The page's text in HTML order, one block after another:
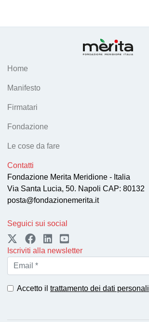
Home
Manifesto
Firmatari
Fondazione
Le cose da fare
Contatti
Fondazione Merita Meridione - Italia
Via Santa Lucia, 50. Napoli CAP: 80132
posta@fondazionemerita.it
Seguici sui social
Iscriviti alla newsletter
Accetto il trattamento dei dati personali